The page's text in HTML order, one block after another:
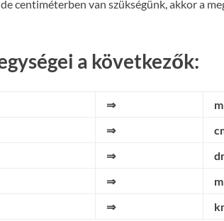
centiméterben van szükségünk, akkor a
a következők:
⇒
⇒
⇒
⇒
m
⇒